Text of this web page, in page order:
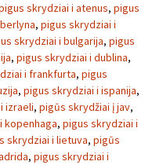
skrydziai i atenus, pigus
, pigus skrydziai i
skrydziai i bulgarija, pigus
, pigus skrydziai i dublina,
i frankfurta, pigus
, pigus skrydziai i ispanija,
izraeli, pigūs skrydžiai į jav,
kopenhaga, pigus skrydziai i
skrydziai i lietuva, pigūs
, pigus skrydziai i